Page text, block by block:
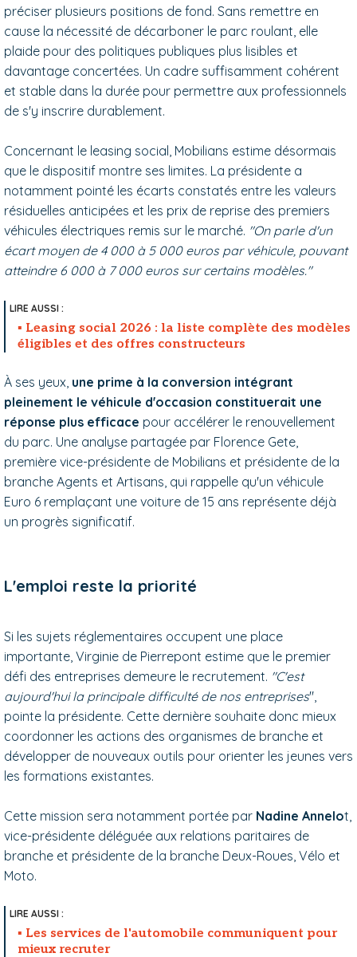
préciser plusieurs positions de fond. Sans remettre en
cause la nécessité de décarboner le parc roulant, elle
plaide pour des politiques publiques plus lisibles et
davantage concertées. Un cadre suffisamment cohérent
et stable dans la durée pour permettre aux professionnels
de s'y inscrire durablement.
Concernant le leasing social, Mobilians estime désormais
que le dispositif montre ses limites. La présidente a
notamment pointé les écarts constatés entre les valeurs
résiduelles anticipées et les prix de reprise des premiers
véhicules électriques remis sur le marché. "On parle d'un
écart moyen de 4 000 à 5 000 euros par véhicule, pouvant
atteindre 6 000 à 7 000 euros sur certains modèles."
Leasing social 2026 : la liste complète des modèles
éligibles et des offres constructeurs
À ses yeux, une prime à la conversion intégrant
pleinement le véhicule d'occasion constituerait une
réponse plus efficace pour accélérer le renouvellement
du parc. Une analyse partagée par Florence Gete,
première vice-présidente de Mobilians et présidente de la
branche Agents et Artisans, qui rappelle qu'un véhicule
Euro 6 remplaçant une voiture de 15 ans représente déjà
un progrès significatif.
L'emploi reste la priorité
Si les sujets réglementaires occupent une place
importante, Virginie de Pierrepont estime que le premier
défi des entreprises demeure le recrutement. "C'est
aujourd'hui la principale difficulté de nos entreprises",
pointe la présidente. Cette dernière souhaite donc mieux
coordonner les actions des organismes de branche et
développer de nouveaux outils pour orienter les jeunes vers
les formations existantes.
Cette mission sera notamment portée par Nadine Annelot,
vice-présidente déléguée aux relations paritaires de
branche et présidente de la branche Deux-Roues, Vélo et
Moto.
Les services de l'automobile communiquent pour
mieux recruter